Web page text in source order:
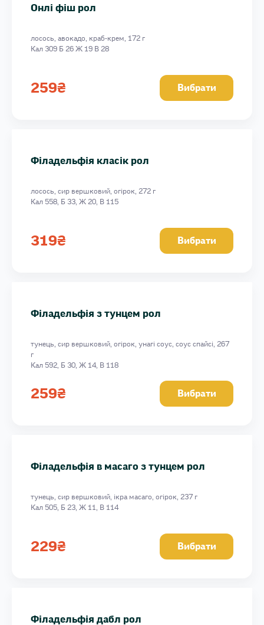
Онлі фіш рол
лосось, авокадо, краб-крем, 172 г
Кал 309 Б 26 Ж 19 В 28
259₴ Вибрати
Філадельфія класік рол
лосось, сир вершковий, огірок, 272 г
Кал 558, Б 33, Ж 20, В 115
319₴ Вибрати
Філадельфія з тунцем рол
тунець, сир вершковий, огірок, унагі соус, соус спайсі, 267
г
Кал 592, Б 30, Ж 14, В 118
259₴ Вибрати
Філадельфія в масаго з тунцем рол
тунець, сир вершковий, ікра масаго, огірок, 237 г
Кал 505, Б 23, Ж 11, В 114
229₴ Вибрати
Філадельфія дабл рол